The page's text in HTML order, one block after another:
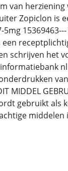
van
Zopiclon is
een
schrijven het
MIDDEL
gebruikt als